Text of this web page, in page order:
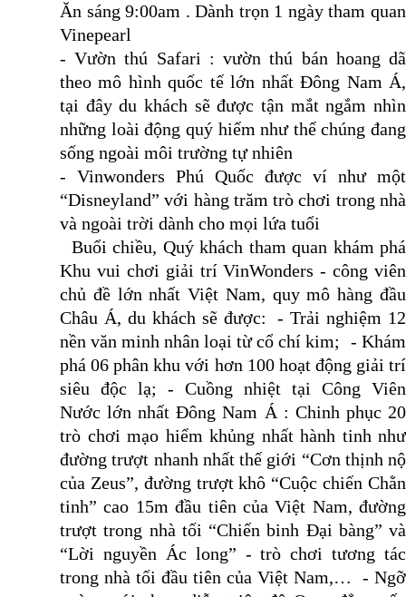
Ăn sáng 9:00am . Dành trọn 1 ngày tham quan
Vinepearl
- Vườn thú Safari : vườn thú bán hoang dã
theo mô hình quốc tế lớn nhất Đông Nam Á,
tại đây du khách sẽ được tận mắt ngắm nhìn
những loài động quý hiếm như thể chúng đang
sống ngoài môi trường tự nhiên
- Vinwonders Phú Quốc được ví như một
“Disneyland” với hàng trăm trò chơi trong nhà
và ngoài trời dành cho mọi lứa tuổi
Buổi chiều, Quý khách tham quan khám phá
Khu vui chơi giải trí VinWonders - công viên
chủ đề lớn nhất Việt Nam, quy mô hàng đầu
Châu Á, du khách sẽ được: - Trải nghiệm 12
nền văn minh nhân loại từ cổ chí kim; - Khám
phá 06 phân khu với hơn 100 hoạt động giải trí
siêu độc lạ; - Cuồng nhiệt tại Công Viên
Nước lớn nhất Đông Nam Á : Chinh phục 20
trò chơi mạo hiểm khủng nhất hành tinh như
đường trượt nhanh nhất thế giới “Cơn thịnh nộ
của Zeus”, đường trượt khô “Cuộc chiến Chằn
tinh” cao 15m đầu tiên của Việt Nam, đường
trượt trong nhà tối “Chiến binh Đại bàng” và
“Lời nguyền Ác long” - trò chơi tương tác
trong nhà tối đầu tiên của Việt Nam,… - Ngỡ